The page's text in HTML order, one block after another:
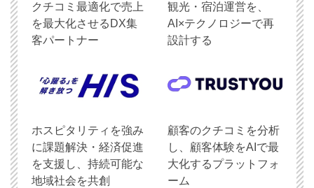
クチコミ最適化で売上
を最大化させるDX集
客パートナー
観光・宿泊運営を、
AI×テクノロジーで再
設計する
ホスピタリティを強み
に課題解決・経済促進
を支援し、持続可能な
地域社会を共創
顧客のクチコミを分析
し、顧客体験をAIで最
大化するプラットフォ
ーム